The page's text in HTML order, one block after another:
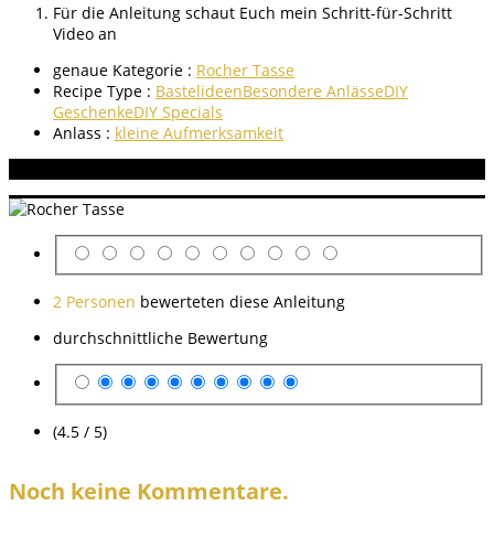
Für die Anleitung schaut Euch mein Schritt-für-Schritt
Video an
genaue Kategorie : Rocher Tasse
Recipe Type : BastelideenBesondere AnlässeDIY
GeschenkeDIY Specials
Anlass : kleine Aufmerksamkeit
2 Personen bewerteten diese Anleitung
durchschnittliche Bewertung
(4.5 / 5)
Noch keine Kommentare.